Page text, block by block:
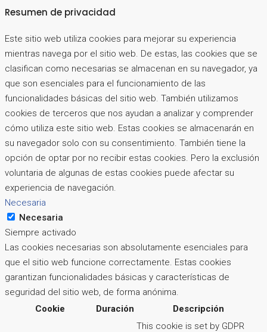
Resumen de privacidad
Este sitio web utiliza cookies para mejorar su experiencia
mientras navega por el sitio web. De estas, las cookies que se
clasifican como necesarias se almacenan en su navegador, ya
que son esenciales para el funcionamiento de las
funcionalidades básicas del sitio web. También utilizamos
cookies de terceros que nos ayudan a analizar y comprender
cómo utiliza este sitio web. Estas cookies se almacenarán en
su navegador solo con su consentimiento. También tiene la
opción de optar por no recibir estas cookies. Pero la exclusión
voluntaria de algunas de estas cookies puede afectar su
experiencia de navegación.
Necesaria
Necesaria
Siempre activado
Las cookies necesarias son absolutamente esenciales para
que el sitio web funcione correctamente. Estas cookies
garantizan funcionalidades básicas y características de
seguridad del sitio web, de forma anónima.
Cookie
Duración Descripción
This cookie is set by GDPR